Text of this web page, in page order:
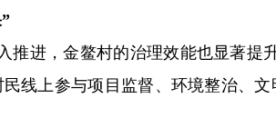
推进，金鳌村的治理效能也显著提
线上参与项目监督、环境整治、